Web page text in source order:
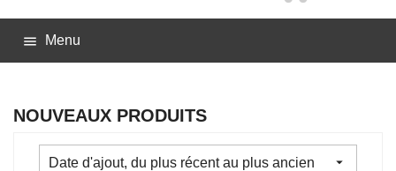
 Menu
NOUVEAUX PRODUITS
Date d'ajout, du plus récent au plus ancien 